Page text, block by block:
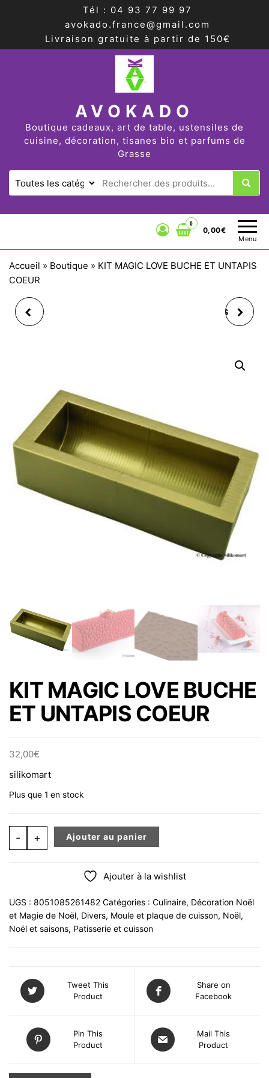
Tél : 04 93 77 99 97
avokado.france@gmail.com
Livraison gratuite à partir de 150€
AVOKADO
Boutique cadeaux, art de table, ustensiles de
cuisine, décoration, tisanes bio et parfums de
Grasse
Menu
0
0,00€
Accueil » Boutique » KIT MAGIC LOVE BUCHE ET UNTAPIS
COEUR
BONNET HIVER, SANS
20X30X10CM
KIT MAGIC LOVE BUCHE
ET UNTAPIS COEUR
32,00€
silikomart
Plus que 1 en stock
- quantité de KIT MAGIC LOVE BUCHE ET UNTAPIS
+ Ajouter au panier
Ajouter à la wishlist
UGS : 8051085261482 Catégories : Culinaire, Décoration Noël
et Magie de Noël, Divers, Moule et plaque de cuisson, Noël,
Noël et saisons, Patisserie et cuisson
Tweet This
Product
Share on
Facebook
Pin This
Product
Mail This
Product